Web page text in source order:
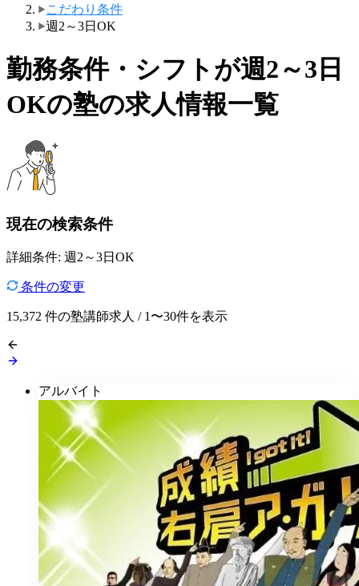
こだわり条件
週2～3日OK
勤務条件・シフトが週2～3日
OKの塾の求人情報一覧
現在の検索条件
詳細条件: 週2～3日OK
条件の変更
15,372 件の塾講師求人 / 1〜30件を表示
アルバイト